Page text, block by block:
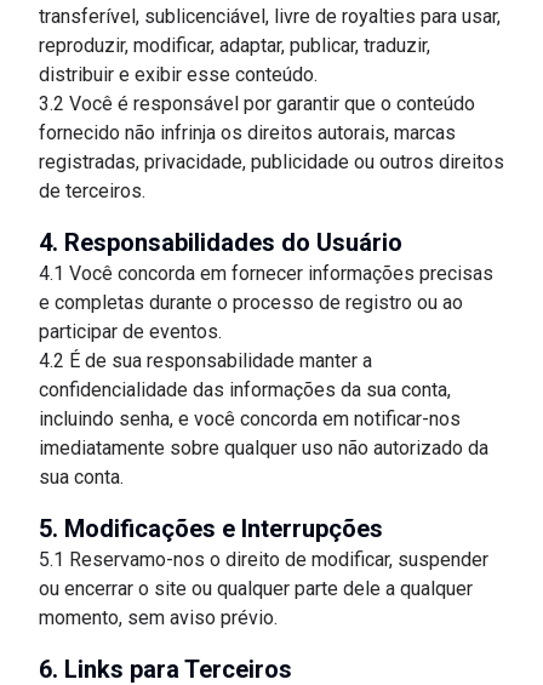
transferível, sublicenciável, livre de royalties para usar,
reproduzir, modificar, adaptar, publicar, traduzir,
distribuir e exibir esse conteúdo.
3.2 Você é responsável por garantir que o conteúdo
fornecido não infrinja os direitos autorais, marcas
registradas, privacidade, publicidade ou outros direitos
de terceiros.
4. Responsabilidades do Usuário
4.1 Você concorda em fornecer informações precisas
e completas durante o processo de registro ou ao
participar de eventos.
4.2 É de sua responsabilidade manter a
confidencialidade das informações da sua conta,
incluindo senha, e você concorda em notificar-nos
imediatamente sobre qualquer uso não autorizado da
sua conta.
5. Modificações e Interrupções
5.1 Reservamo-nos o direito de modificar, suspender
ou encerrar o site ou qualquer parte dele a qualquer
momento, sem aviso prévio.
6. Links para Terceiros